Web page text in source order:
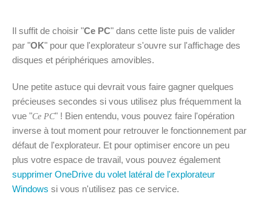
Il suffit de choisir "Ce PC" dans cette liste puis de valider
par "OK" pour que l'explorateur s'ouvre sur l'affichage des
disques et périphériques amovibles.
Une petite astuce qui devrait vous faire gagner quelques
précieuses secondes si vous utilisez plus fréquemment la
vue "Ce PC" ! Bien entendu, vous pouvez faire l'opération
inverse à tout moment pour retrouver le fonctionnement par
défaut de l'explorateur. Et pour optimiser encore un peu
plus votre espace de travail, vous pouvez également
supprimer OneDrive du volet latéral de l'explorateur
Windows si vous n'utilisez pas ce service.